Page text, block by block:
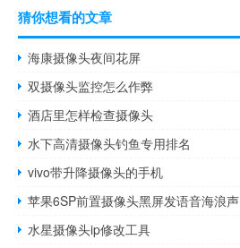
猜你想看的文章
海康摄像头夜间花屏
双摄像头监控怎么作弊
酒店里怎样检查摄像头
水下高清摄像头钓鱼专用排名
vivo带升降摄像头的手机
苹果6SP前置摄像头黑屏发语音海浪声
水星摄像头ip修改工具